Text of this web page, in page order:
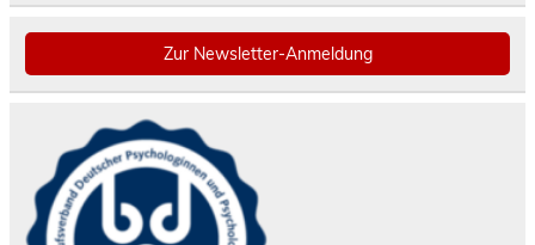
Zur Newsletter-Anmeldung